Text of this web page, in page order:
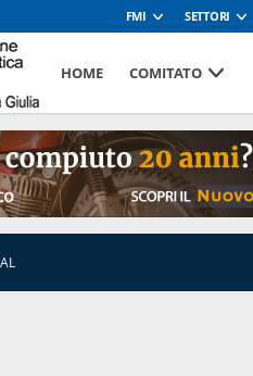
FMI SETTORI
HOME COMITATO
»